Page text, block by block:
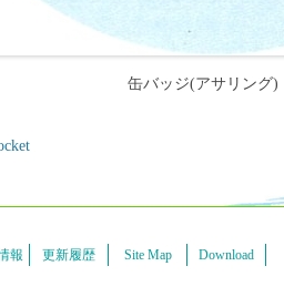
缶バッジ(アサリング)
報 更新履歴 Site Map Download